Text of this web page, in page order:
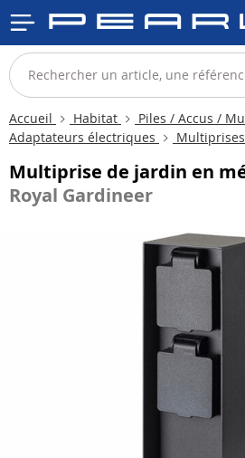
Accueil Habitat Piles / Accus /
Adaptateurs électriques
Multiprises
Multiprise de jardin en
Royal Gardineer